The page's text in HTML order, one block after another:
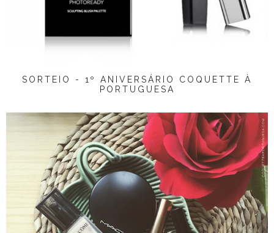
SORTEIO - 1º ANIVERSÁRIO COQUETTE À
PORTUGUESA